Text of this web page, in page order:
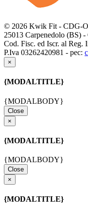
© 2026 Kwik Fit - CDG-
25013 Carpenedolo (BS)
Cod. Fisc. ed Iscr. al Reg.
P.Iva 03262420981 - pec:
×
{MODALTITLE}
{MODALBODY}
Close
×
{MODALTITLE}
{MODALBODY}
Close
×
{MODALTITLE}